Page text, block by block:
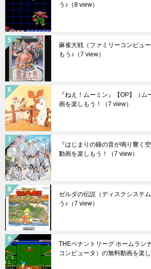
う♪ （8 view）
麻雀大戦（ファミリーコンピュ
もう♪ （7 view）
『ねえ！ムーミン』【OP】（
画を楽しもう！
（7 view）
『はじまりの鐘の音が鳴り響く
動画を楽しもう！
（7 view）
ゼルダの伝説（ディスクシステ
う♪ （7 view）
THEペナントリーグ ホームラン
コンピュータ）の無料動画を楽